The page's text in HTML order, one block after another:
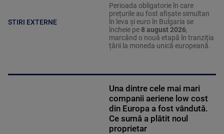
STIRI EXTERNE
Perioada obligatorie în care
prețurile au fost afișate simultan
în leva și euro în Bulgaria se
încheie pe 8 august 2026,
marcând o nouă etapă în tranziția
țării la moneda unică europeană.
Una dintre cele mai mari
companii aeriene low cost
din Europa a fost vândută.
Ce sumă a plătit noul
proprietar